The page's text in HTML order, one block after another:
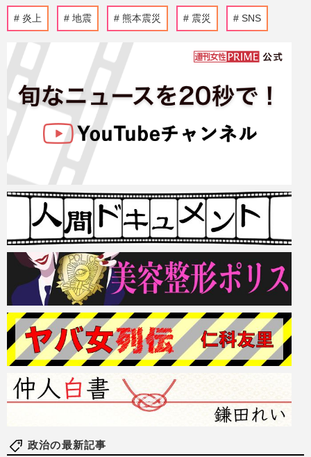
炎上 地震 熊本震災 震災 SNS
政治の最新記事